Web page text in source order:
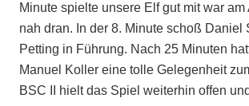
Minute spielte unsere Elf gut mit war
nah dran. In der 8. Minute schoß Daniel
Petting in Führung. Nach 25 Minuten
Manuel Koller eine tolle Gelegenheit
BSC II hielt das Spiel weiterhin offen